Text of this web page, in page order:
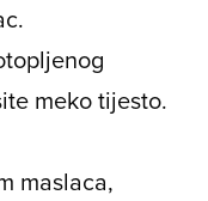
meko tijesto.
maslaca,